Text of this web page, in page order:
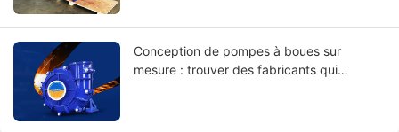
Conception de pompes à boues sur
mesure : trouver des fabricants qui